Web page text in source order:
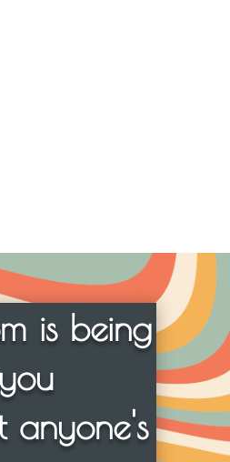
is being
you
anyone's